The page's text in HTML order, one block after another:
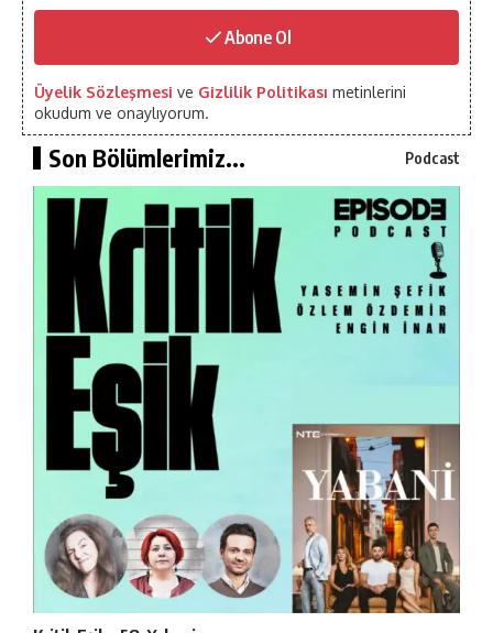
Abone Ol
Üyelik Sözleşmesi ve Gizlilik Politikası metinlerini
okudum ve onaylıyorum.
Son Bölümlerimiz... Podcast